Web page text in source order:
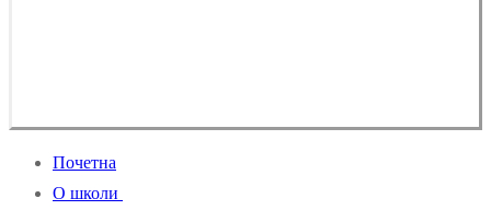
Почетна
О школи